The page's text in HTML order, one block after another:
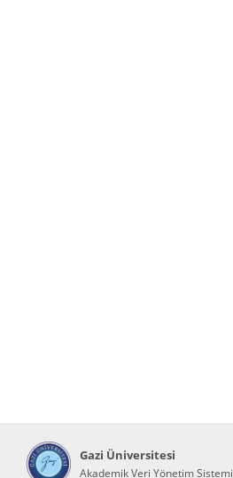
Gazi Üniversitesi
Akademik Veri Yönetim Sistemi